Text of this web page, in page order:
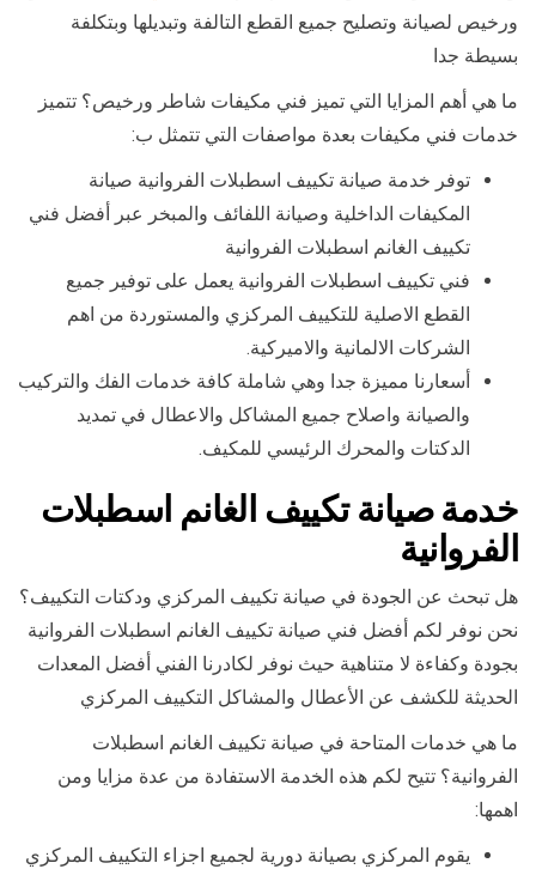
ورخيص لصيانة وتصليح جميع القطع التالفة وتبديلها وبتكلفة
بسيطة جدا
ما هي أهم المزايا التي تميز فني مكيفات شاطر ورخيص؟ تتميز
خدمات فني مكيفات بعدة مواصفات التي تتمثل ب:
توفر خدمة صيانة تكييف اسطبلات الفروانية صيانة
المكيفات الداخلية وصيانة اللفائف والمبخر عبر أفضل فني
تكييف الغانم اسطبلات الفروانية
فني تكييف اسطبلات الفروانية يعمل على توفير جميع
القطع الاصلية للتكييف المركزي والمستوردة من اهم
الشركات الالمانية والاميركية.
أسعارنا مميزة جدا وهي شاملة كافة خدمات الفك والتركيب
والصيانة واصلاح جميع المشاكل والاعطال في تمديد
الدكتات والمحرك الرئيسي للمكيف.
خدمة صيانة تكييف الغانم اسطبلات
الفروانية
هل تبحث عن الجودة في صيانة تكييف المركزي ودكتات التكييف؟
نحن نوفر لكم أفضل فني صيانة تكييف الغانم اسطبلات الفروانية
بجودة وكفاءة لا متناهية حيث نوفر لكادرنا الفني أفضل المعدات
الحديثة للكشف عن الأعطال والمشاكل التكييف المركزي
ما هي خدمات المتاحة في صيانة تكييف الغانم اسطبلات
الفروانية؟ تتيح لكم هذه الخدمة الاستفادة من عدة مزايا ومن
اهمها:
يقوم المركزي بصيانة دورية لجميع اجزاء التكييف المركزي